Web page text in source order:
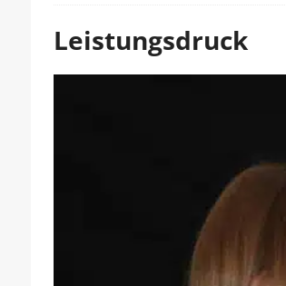
Leistungsdruck